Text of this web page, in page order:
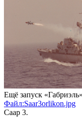
Ещё запуск
Файл:Saar3orlikon.jpg
Саар 3.